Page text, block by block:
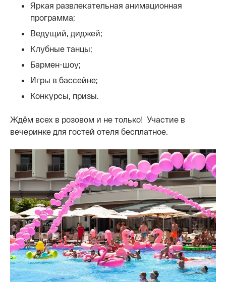
Яркая развлекательная анимационная
программа;
Ведущий, диджей;
Клубные танцы;
Бармен-шоу;
Игры в бассейне;
Конкурсы, призы.
Ждём всех в розовом и не только! Участие в
вечеринке для гостей отеля бесплатное.